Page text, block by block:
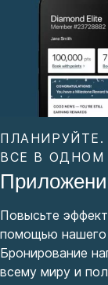
ВСЕ В
Повысьте
помощью нашего
Бронирование
всему миру и